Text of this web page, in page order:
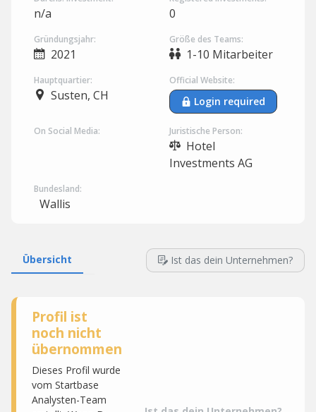
n/a 0
Gründungsjahr:
2021
Größe des Teams:
1-10 Mitarbeiter
Hauptquartier:
Susten, CH
Official Website:
Login required
On Social Media: Juristische Person:
Hotel
Investments AG
Bundesland:
Wallis
Übersicht Ist das dein Unternehmen?
Profil ist
noch nicht
übernommen
Dieses Profil wurde
vom Startbase
Analysten-Team